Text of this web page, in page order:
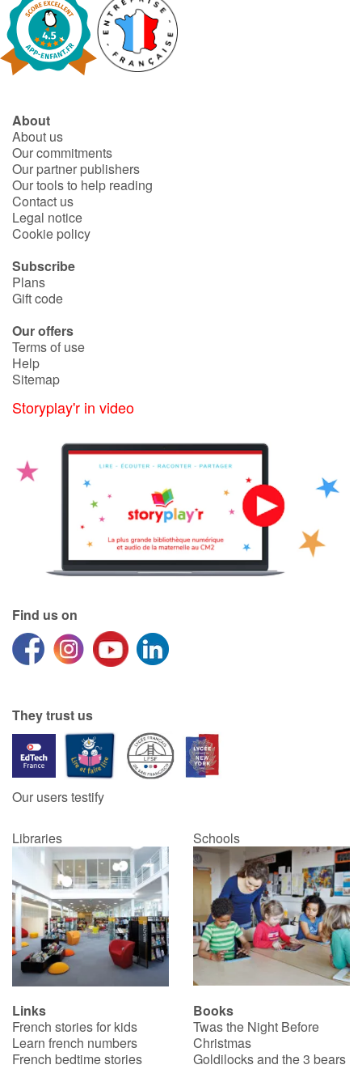
About
About us
Our commitments
Our partner publishers
Our tools to help reading
Contact us
Legal notice
Cookie policy
Subscribe
Plans
Gift code
Our offers
Terms of use
Help
Sitemap
Storyplay'r in video
Find us on
They trust us
Our users testify
Libraries Schools
Links
French stories for kids
Learn french numbers
French bedtime stories
Books
Twas the Night Before
Christmas
Goldilocks and the 3 bears